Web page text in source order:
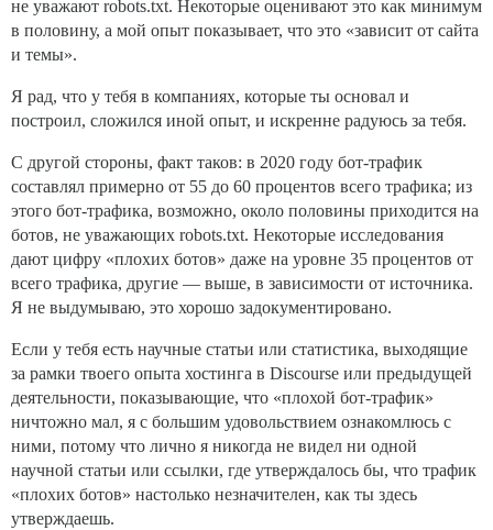
не уважают robots.txt. Некоторые оценивают это как минимум
в половину, а мой опыт показывает, что это «зависит от сайта
и темы».
Я рад, что у тебя в компаниях, которые ты основал и
построил, сложился иной опыт, и искренне радуюсь за тебя.
С другой стороны, факт таков: в 2020 году бот-трафик
составлял примерно от 55 до 60 процентов всего трафика; из
этого бот-трафика, возможно, около половины приходится на
ботов, не уважающих robots.txt. Некоторые исследования
дают цифру «плохих ботов» даже на уровне 35 процентов от
всего трафика, другие — выше, в зависимости от источника.
Я не выдумываю, это хорошо задокументировано.
Если у тебя есть научные статьи или статистика, выходящие
за рамки твоего опыта хостинга в Discourse или предыдущей
деятельности, показывающие, что «плохой бот-трафик»
ничтожно мал, я с большим удовольствием ознакомлюсь с
ними, потому что лично я никогда не видел ни одной
научной статьи или ссылки, где утверждалось бы, что трафик
«плохих ботов» настолько незначителен, как ты здесь
утверждаешь.